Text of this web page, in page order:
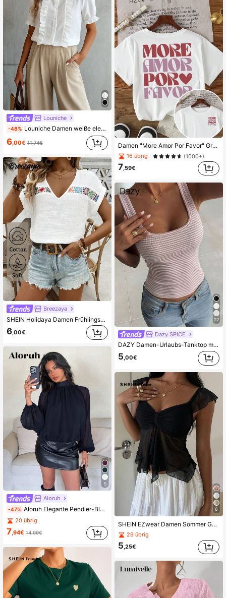
Louniche
-48% Louniche Damen weiße elegante Sommer-Büro-Arbeitsbluse mit kurzen Ärmeln, einreihige Knopfleiste, französischer Stil mit Rüschenbesatz, kurzes Top, vielseitig für den Alltag
6 ,00€ 11,74€
Breezaya
SHEIN Holidaya Damen Frühlings- & Sommer-Bluse im Resort-Stil mit weißer Struktur und V-Ausschnitt, kurze Ärmel - Buntes Cutout-Stickerei-Panel, luftige Schlupfbluse mit Manschetten, atmungsaktiv, figurumspielend, vielseitige Leinen-Baumwoll-Lässig-Bluse, Damen Tops für den Sommer
6 ,00€
5
Aloruh
-47% Aloruh Elegante Pendler-Bluse für Damen mit einfarbigem Stehkragen und Ballonärmeln
20 übrig
7,94€ 14,99€
Damen "More Amor Por Favor" Grafik T-Shirt - Lässiges Kurzarm-Shirt, Herz-Grafik-Design, weich & bequem, geeignet für alle Jahreszeiten, vielseitig | Verspieltes Textdesign | Bequeme Passform, Damen T-Shirt Weiß Sommer
16 übrig (1000+)
7,59€
22
Dazy SPICE
DAZY Damen-Urlaubs-Tanktop mit Streifen und Patchwork, einfacher Stil, geeignet für tägliche Ausflüge
5,00€
6
SHEIN EZwear Damen Sommer Geraffter Büsten Mesh Rüschen Ärmel T-Shirt
29 übrig
5,25€